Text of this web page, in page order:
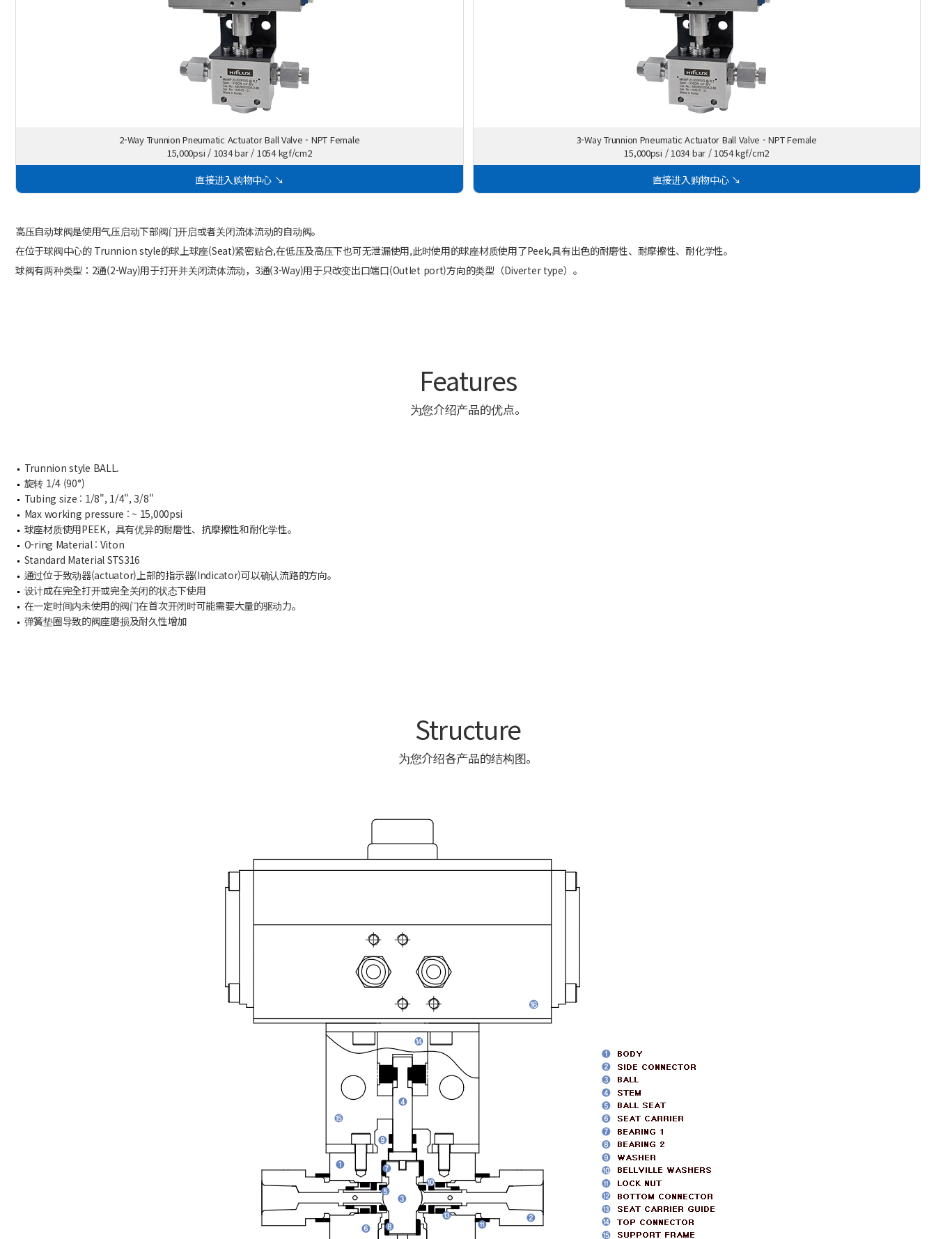
2-Way Trunnion Pneumatic Actuator Ball Valve - NPT Female
15,000psi / 1034 bar / 1054 kgf/cm2
直接进入购物中心 ↘
3-Way Trunnion Pneumatic Actuator Ball Valve - NPT Female
15,000psi / 1034 bar / 1054 kgf/cm2
直接进入购物中心 ↘
高压自动球阀是使用气压启动下部阀门开启或者关闭流体流动的自动阀。
在位于球阀中心的 Trunnion style的球上球座(Seat)紧密贴合,在低压及高压下也可无泄漏使用,此时使用的球座材质使用了Peek,具有出色的耐磨性、耐摩擦性、耐化学性。
球阀有两种类型：2通(2-Way)用于打开并关闭流体流动，3通(3-Way)用于只改变出口端口(Outlet port)方向的类型（Diverter type）。
Features
为您介绍产品的优点。
Trunnion style BALL.
旋转 1/4 (90°)
Tubing size : 1/8", 1/4", 3/8"
Max working pressure : ~ 15,000psi
球座材质使用PEEK，具有优异的耐磨性、抗摩擦性和耐化学性。
O-ring Material : Viton
Standard Material STS316
通过位于致动器(actuator)上部的指示器(Indicator)可以确认流路的方向。
设计成在完全打开或完全关闭的状态下使用
在一定时间内未使用的阀门在首次开闭时可能需要大量的驱动力。
弹簧垫圈导致的阀座磨损及耐久性增加
Structure
为您介绍各产品的结构图。